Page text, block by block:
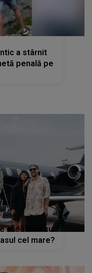
a stârnit
penală pe
căsătoria cu
cel mare?